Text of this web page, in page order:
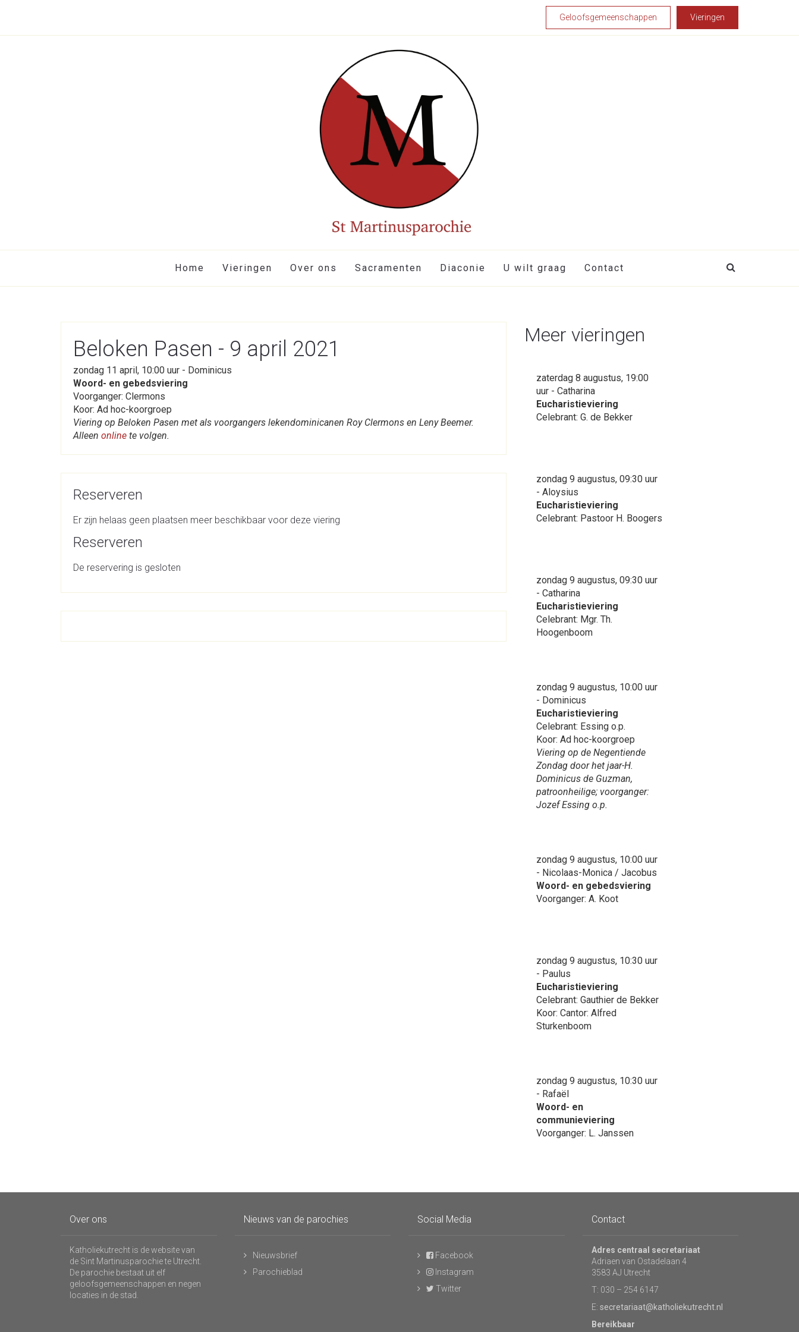
Geloofsgemeenschappen Vieringen
Home Vieringen Over ons Sacramenten Diaconie U wilt graag Contact
Beloken Pasen - 9 april 2021
zondag 11 april, 10:00 uur - Dominicus
Woord- en gebedsviering
Voorganger: Clermons
Koor: Ad hoc-koorgroep
Viering op Beloken Pasen met als voorgangers lekendominicanen Roy Clermons en Leny Beemer.
Alleen online te volgen.
Reserveren
Er zijn helaas geen plaatsen meer beschikbaar voor deze viering
Reserveren
De reservering is gesloten
Meer vieringen
zaterdag 8 augustus, 19:00
uur - Catharina
Eucharistieviering
Celebrant: G. de Bekker
zondag 9 augustus, 09:30 uur
- Aloysius
Eucharistieviering
Celebrant: Pastoor H. Boogers
zondag 9 augustus, 09:30 uur
- Catharina
Eucharistieviering
Celebrant: Mgr. Th.
Hoogenboom
zondag 9 augustus, 10:00 uur
- Dominicus
Eucharistieviering
Celebrant: Essing o.p.
Koor: Ad hoc-koorgroep
Viering op de Negentiende
Zondag door het jaar-H.
Dominicus de Guzman,
patroonheilige; voorganger:
Jozef Essing o.p.
zondag 9 augustus, 10:00 uur
- Nicolaas-Monica / Jacobus
Woord- en gebedsviering
Voorganger: A. Koot
zondag 9 augustus, 10:30 uur
- Paulus
Eucharistieviering
Celebrant: Gauthier de Bekker
Koor: Cantor: Alfred
Sturkenboom
zondag 9 augustus, 10:30 uur
- Rafaël
Woord- en
communieviering
Voorganger: L. Janssen
Over ons
Katholiekutrecht is de website van
de Sint Martinusparochie te Utrecht.
De parochie bestaat uit elf
geloofsgemeenschappen en negen
locaties in de stad.
Nieuws van de parochies
Nieuwsbrief
Parochieblad
Social Media
Facebook
Instagram
Twitter
Contact
Adres centraal secretariaat
Adriaen van Ostadelaan 4
3583 AJ Utrecht
T: 030 – 254 6147
E: secretariaat@katholiekutrecht.nl
Bereikbaar